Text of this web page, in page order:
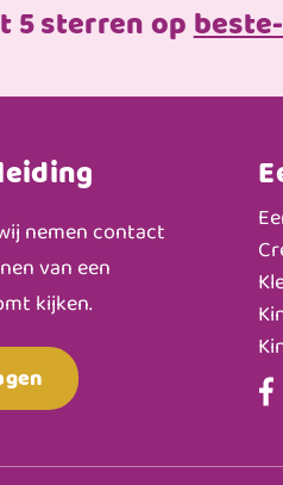
5 sterren opbeste-
nemen contact
van een
kijken.